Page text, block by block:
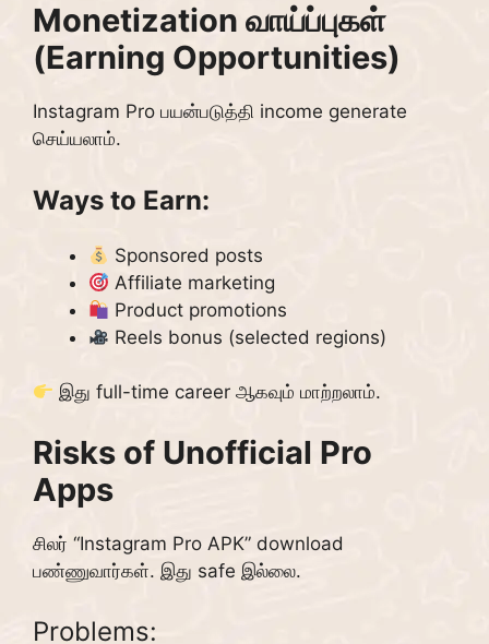
Monetization வாய்ப்புகள்
(Earning Opportunities)
Instagram Pro பயன்படுத்தி income generate
செய்யலாம்.
Ways to Earn:
Sponsored posts
Affiliate marketing
Product promotions
Reels bonus (selected regions)
இது full-time career ஆகவும் மாற்றலாம்.
Risks of Unofficial Pro
Apps
சிலர் “Instagram Pro APK” download
பண்ணுவார்கள். இது safe இல்லை.
Problems: